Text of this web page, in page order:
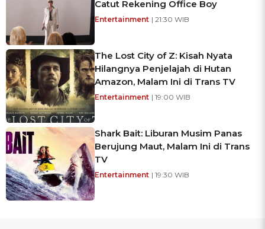
Catut Rekening Office Boy
Entertainment | 21:30 WIB
The Lost City of Z: Kisah Nyata
Hilangnya Penjelajah di Hutan
Amazon, Malam Ini di Trans TV
Entertainment | 19:00 WIB
Shark Bait: Liburan Musim Panas
Berujung Maut, Malam Ini di Trans
TV
Entertainment | 19:30 WIB